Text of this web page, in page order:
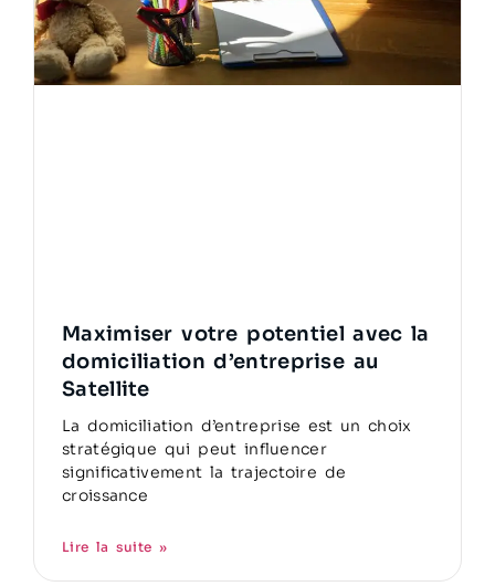
Maximiser votre potentiel avec la
domiciliation d’entreprise au
Satellite
La domiciliation d’entreprise est un choix
stratégique qui peut influencer
significativement la trajectoire de
croissance
Lire la suite »